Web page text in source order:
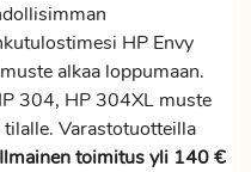
HP Envy
alkaa loppumaan.
304, HP 304XL muste
Varastotuotteilla
toimitus yli 140 €